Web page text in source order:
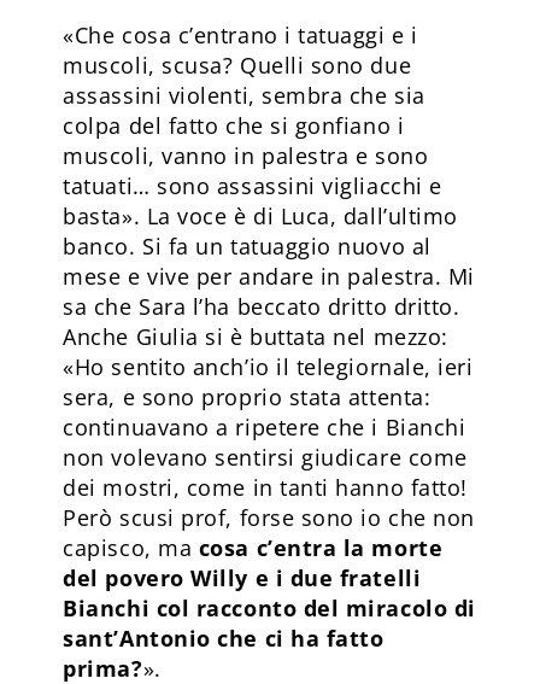
«Che cosa c’entrano i tatuaggi e i
muscoli, scusa? Quelli sono due
assassini violenti, sembra che sia
colpa del fatto che si gonfiano i
muscoli, vanno in palestra e sono
tatuati… sono assassini vigliacchi e
basta». La voce è di Luca, dall’ultimo
banco. Si fa un tatuaggio nuovo al
mese e vive per andare in palestra. Mi
sa che Sara l’ha beccato dritto dritto.
Anche Giulia si è buttata nel mezzo:
«Ho sentito anch’io il telegiornale, ieri
sera, e sono proprio stata attenta:
continuavano a ripetere che i Bianchi
non volevano sentirsi giudicare come
dei mostri, come in tanti hanno fatto!
Però scusi prof, forse sono io che non
capisco, ma cosa c’entra la morte
del povero Willy e i due fratelli
Bianchi col racconto del miracolo di
sant’Antonio che ci ha fatto
prima?».